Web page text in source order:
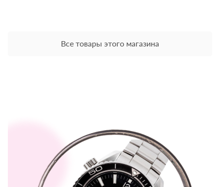
Все товары этого магазина